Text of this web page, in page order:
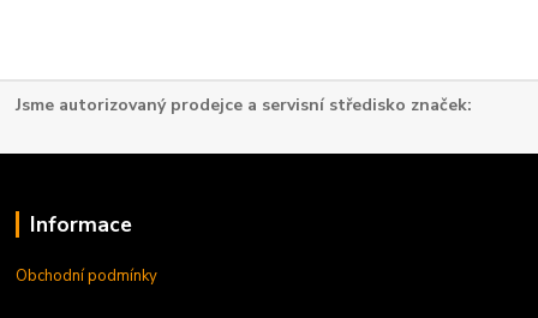
Jsme autorizovaný prodejce a servisní středisko značek:
Informace
Obchodní podmínky